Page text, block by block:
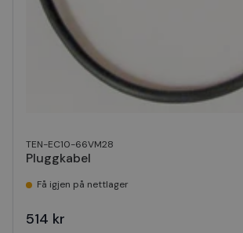
TEN-EC10-66VM28
Pluggkabel
Få igjen på nettlager
514 kr